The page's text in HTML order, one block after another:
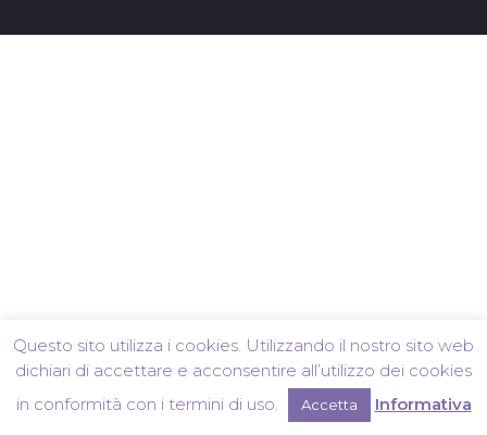
Questo sito utilizza i cookies. Utilizzando il nostro sito web
dichiari di accettare e acconsentire all’utilizzo dei cookies
in conformità con i termini di uso.
Accetta Informativa